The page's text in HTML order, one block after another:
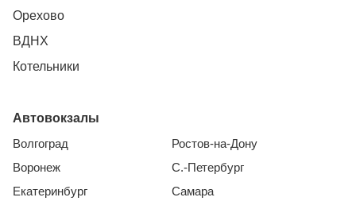
Орехово
ВДНХ
Котельники
Автовокзалы
Волгоград
Воронеж
Екатеринбург
Ростов-на-Дону
С.-Петербург
Самара